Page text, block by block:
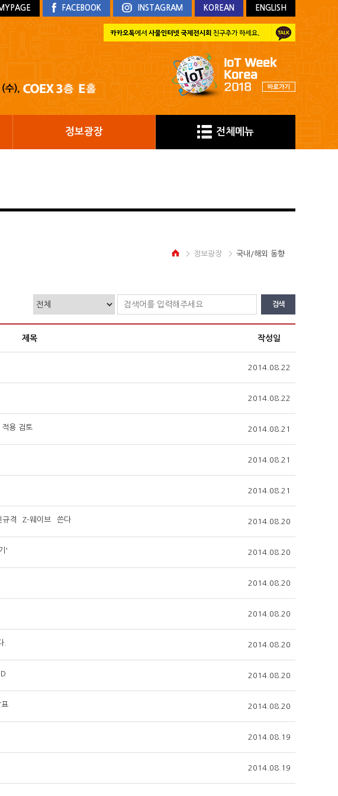
FACEBOOK INSTAGRAM KOREAN ENGLISH
정보광장 전체메뉴
정보광장 국내/해외 동향
검색
제목 작성일
2014.08.22
2014.08.22
적용 검토 2014.08.21
2014.08.21
2014.08.21
규격 `Z-웨이브` 쓴다 2014.08.20
' 2014.08.20
2014.08.20
2014.08.20
. 2014.08.20
2014.08.20
2014.08.20
2014.08.19
2014.08.19